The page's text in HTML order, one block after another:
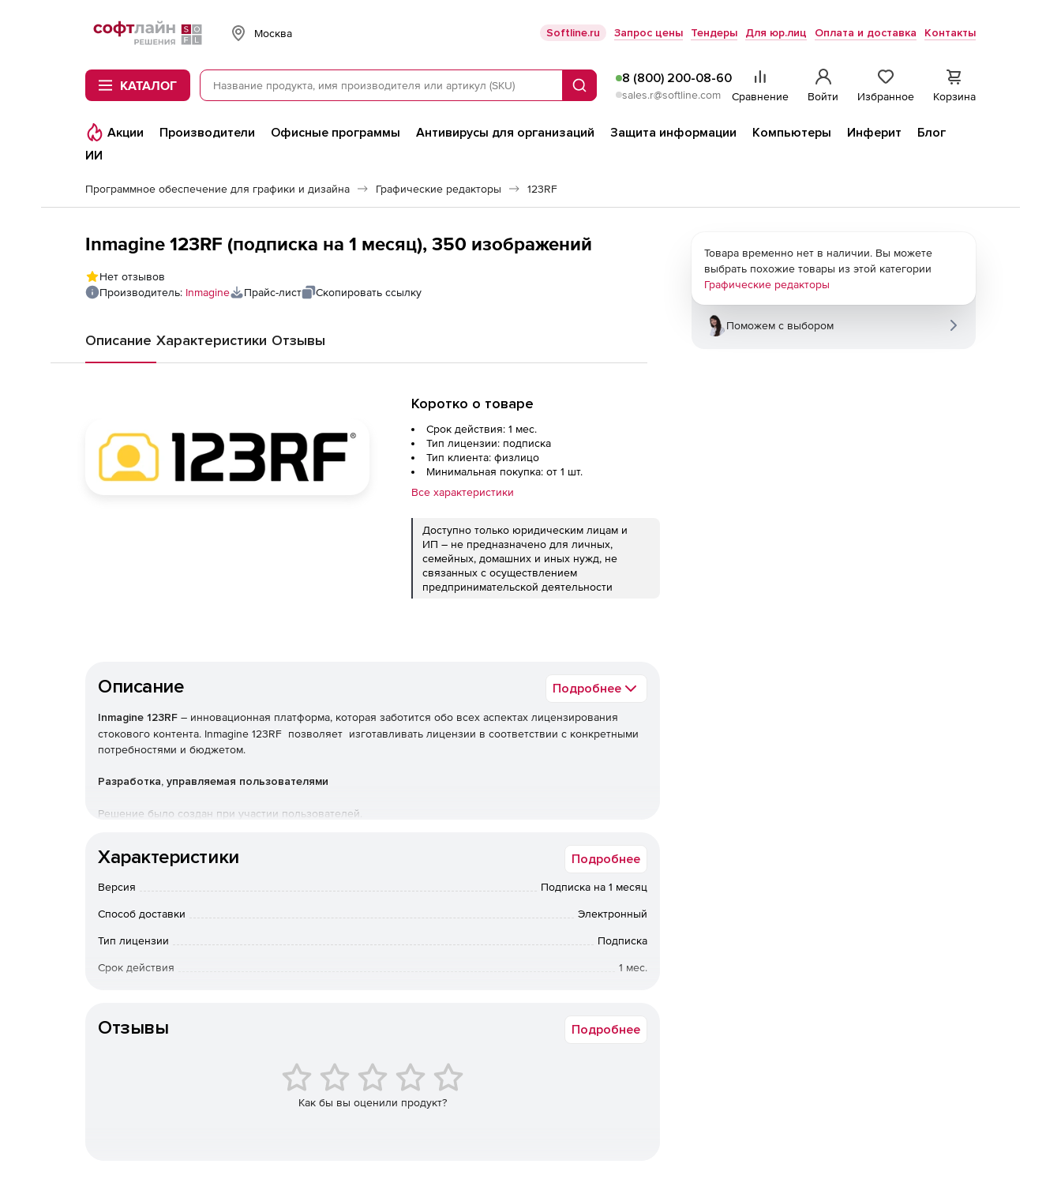
Softline
Москва Softline.ru Запрос цены Тендеры Для юр.лиц Оплата и доставка Контакты
КАТАЛОГ Поиск
8 (800) 200-08-60
sales.r@softline.com Сравнение Войти Избранное Корзина
Акции Производители Офисные программы Антивирусы для организаций Защита информации Компьютеры Инферит
Блог
ИИ
Программное обеспечение для графики и дизайна Графические редакторы 123RF
Inmagine 123RF (подписка на 1 месяц), 350 изображений
Нет отзывов
Производитель: Inmagine Прайс-лист Скопировать ссылку
Описание Характеристики Отзывы
Коротко о товаре
Срок действия: 1 мес.
Тип лицензии: подписка
Тип клиента: физлицо
Минимальная покупка: от 1 шт.
Все характеристики
Доступно только юридическим лицам и
ИП – не предназначено для личных,
семейных, домашних и иных нужд, не
связанных с осуществлением
предпринимательской деятельности
Описание Подробнее
Inmagine 123RF – инновационная платформа, которая заботится обо всех аспектах лицензирования
стокового контента. Inmagine 123RF позволяет изготавливать лицензии в соответствии с конкретными
потребностями и бюджетом.
Разработка, управляемая пользователями
Решение было создан при участии пользователей.
Специальные функции
Можно разблокировать дополнительные секретные функции у менеджеров по работе с клиентами.
Оптимизация рабочего процесса проекта
Специальные корпоративные тарифы
Пользователь получает дополнительную ценность за меньшие деньги благодаря корпоративным
Характеристики Подробнее
Версия Подписка на 1 месяц
Способ доставки Электронный
Тип лицензии Подписка
Срок действия 1 мес.
Отзывы Подробнее
Как бы вы оценили продукт?
Товара временно нет в наличии. Вы можете
выбрать похожие товары из этой категории
Графические редакторы
Поможем с выбором